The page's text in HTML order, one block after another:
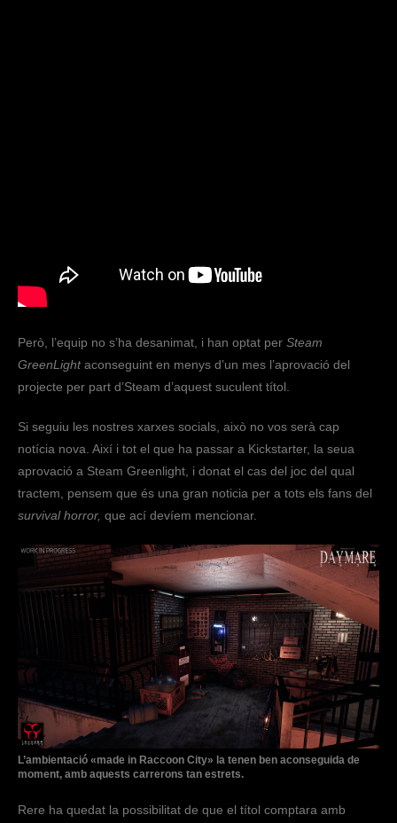
Però, l’equip no s’ha desanimat, i han optat per Steam
GreenLightaconseguint en menys d’un mes l’aprovació del
projecte per part d’Steam d’aquest suculent títol.
Si seguiu les nostres xarxes socials, això no vos serà cap
notícia nova. Així i tot el que ha passar a Kickstarter, la seua
aprovació a Steam Greenlight, i donat el cas del joc del qual
tractem, pensem que és una gran noticia per a tots els fans del
survival horror, que ací devíem mencionar.
L’ambientació «made in Raccoon City» la tenen ben aconseguida de
moment, amb aquests carrerons tan estrets.
Rere ha quedat la possibilitat de que el títol comptara amb